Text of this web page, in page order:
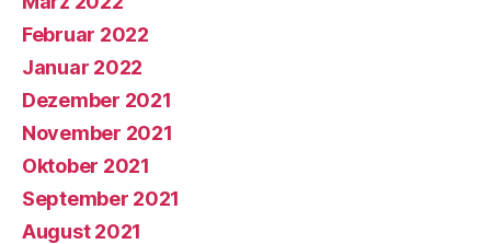
Februar 2022
Januar 2022
Dezember 2021
November 2021
Oktober 2021
September 2021
August 2021